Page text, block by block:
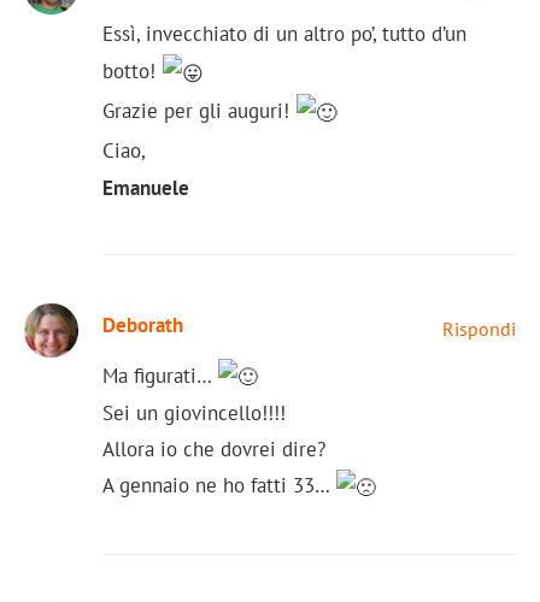
Essì, invecchiato di un altro po’, tutto d’un
botto!
Grazie per gli auguri!
Ciao,
Emanuele
Deborath Rispondi
Ma figurati…
Sei un giovincello!!!!
Allora io che dovrei dire?
A gennaio ne ho fatti 33…